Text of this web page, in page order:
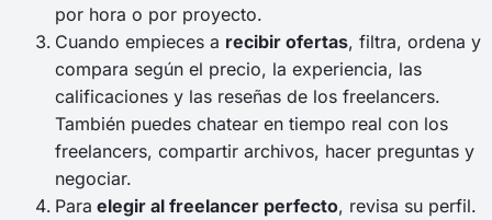
por hora o por proyecto.
Cuando empieces a recibir ofertas, filtra, ordena y
compara según el precio, la experiencia, las
calificaciones y las reseñas de los freelancers.
También puedes chatear en tiempo real con los
freelancers, compartir archivos, hacer preguntas y
negociar.
Para elegir al freelancer perfecto, revisa su perfil.